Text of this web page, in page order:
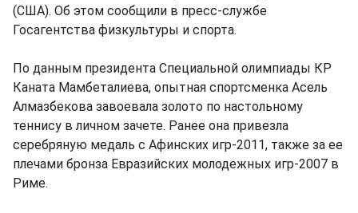
(США). Об этом сообщили в пресс-службе
Госагентства физкультуры и спорта.
По данным президента Специальной олимпиады КР
Каната Мамбеталиева, опытная спортсменка Асель
Алмазбекова завоевала золото по настольному
теннису в личном зачете. Ранее она привезла
серебряную медаль с Афинских игр-2011, также за ее
плечами бронза Евразийских молодежных игр-2007 в
Риме.